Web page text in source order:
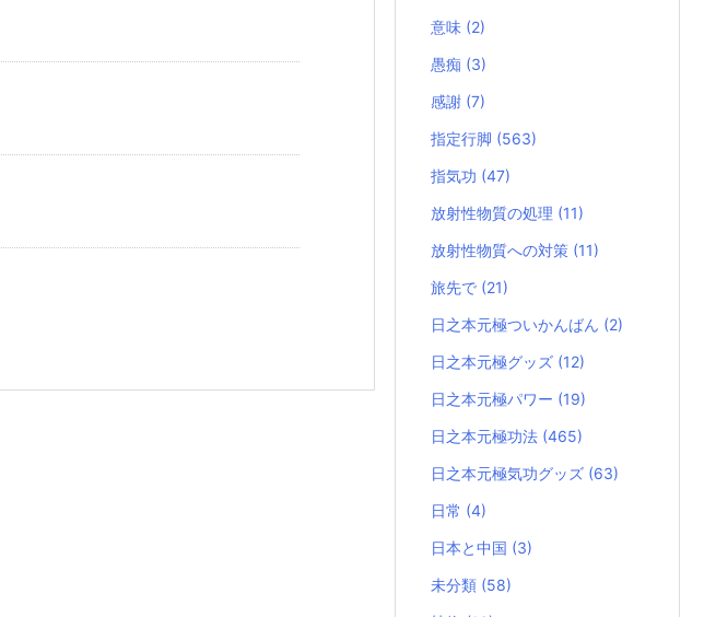
意味 (2)
愚痴 (3)
感謝 (7)
指定行脚 (563)
指気功 (47)
放射性物質の処理 (11)
放射性物質への対策 (11)
旅先で (21)
日之本元極ついかんばん (2)
日之本元極グッズ (12)
日之本元極パワー (19)
日之本元極功法 (465)
日之本元極気功グッズ (63)
日常 (4)
日本と中国 (3)
未分類 (58)